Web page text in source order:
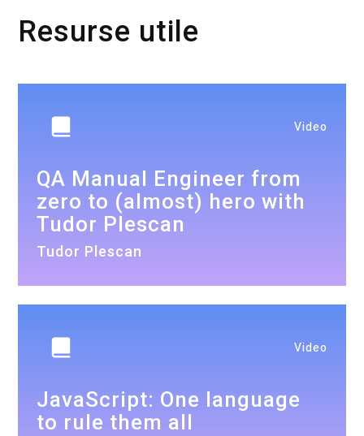
Resurse utile
Video
QA Manual Engineer from
zero to (almost) hero with
Tudor Plescan
Tudor Plescan
Video
JavaScript: One language
to rule them all